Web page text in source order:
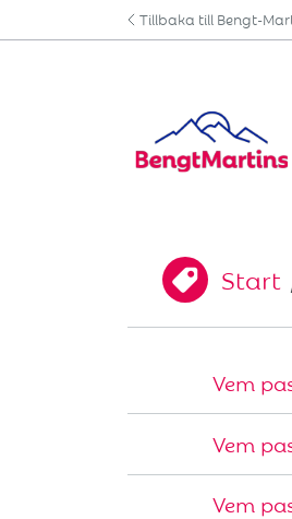
Hoppa till innehållTillbaka till Bengt-
Du är här:Start
Vem
Vem
Vem